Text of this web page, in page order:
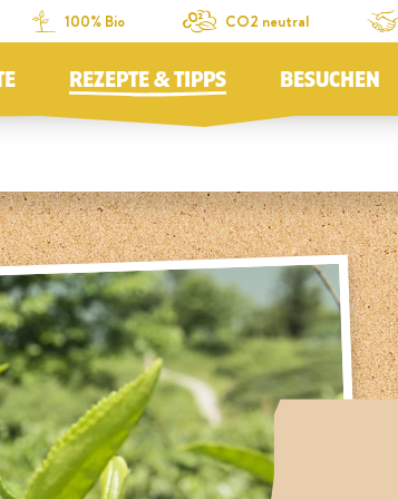
100% Bio CO2 neutral
REZEPTE & TIPPS BESUCHEN